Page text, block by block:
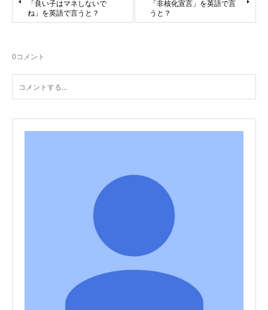
「良い子はマネしないで
ね」を英語で言うと？
「非核化宣言」を英語で言
うと？
0コメント